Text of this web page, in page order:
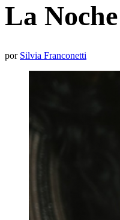
La
por Silvia Franconetti